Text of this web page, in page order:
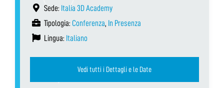
Sede: Italia 3D Academy
Tipologia: Conferenza, In Presenza
Lingua: Italiano
Vedi tutti i Dettagli e le Date